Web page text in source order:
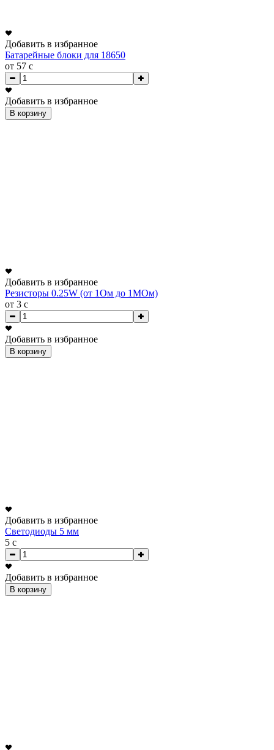
Добавить в избранное
Батарейные блоки для 18650
от 57 c
Добавить в избранное
В корзину
Добавить в избранное
Резисторы 0.25W (от 1Ом до 1МОм)
от 3 c
Добавить в избранное
В корзину
Добавить в избранное
Светодиоды 5 мм
5 c
Добавить в избранное
В корзину